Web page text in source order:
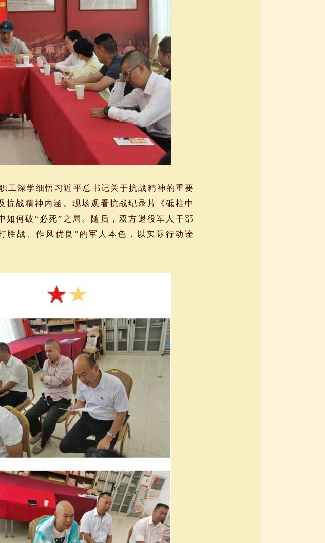
深学细悟习近平总书记关于抗战精神的重要
战精神内涵。现场观看抗战纪录片《砥柱中
何破“必死”之局。随后，双方退役军人干部
胜战、作风优良”的军人本色，以实际行动诠